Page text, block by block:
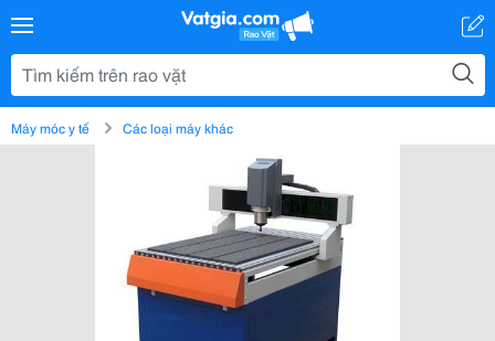
Máy móc y tế Các loại máy khác